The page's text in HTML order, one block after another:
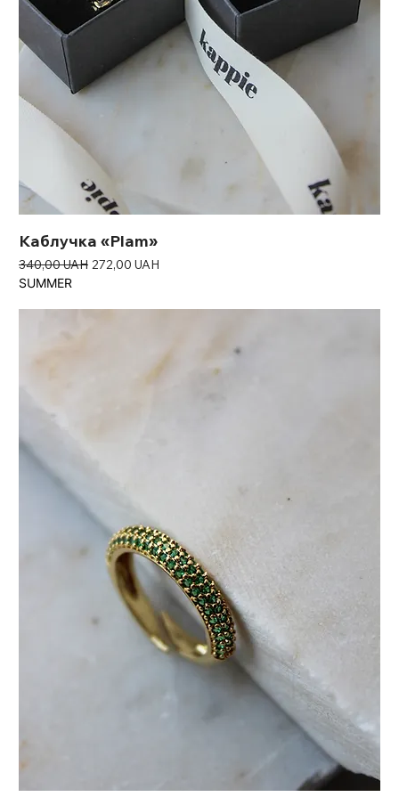
Каблучка «Plam»
Звичайна ціна
340,00 UAH За розпродажем
272,00 UAH
SUMMER